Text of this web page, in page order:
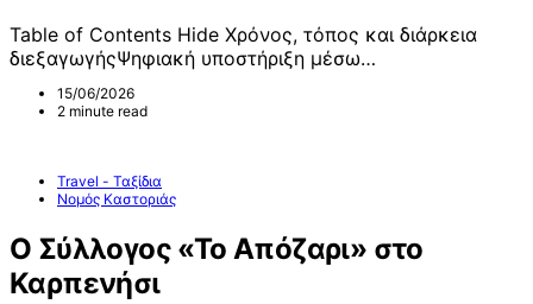
Table of Contents Hide Χρόνος, τόπος και διάρκεια
διεξαγωγήςΨηφιακή υποστήριξη μέσω…
15/06/2026
2 minute read
Travel - Ταξίδια
Νομός Καστοριάς
Ο Σύλλογος «Το Απόζαρι» στο
Καρπενήσι